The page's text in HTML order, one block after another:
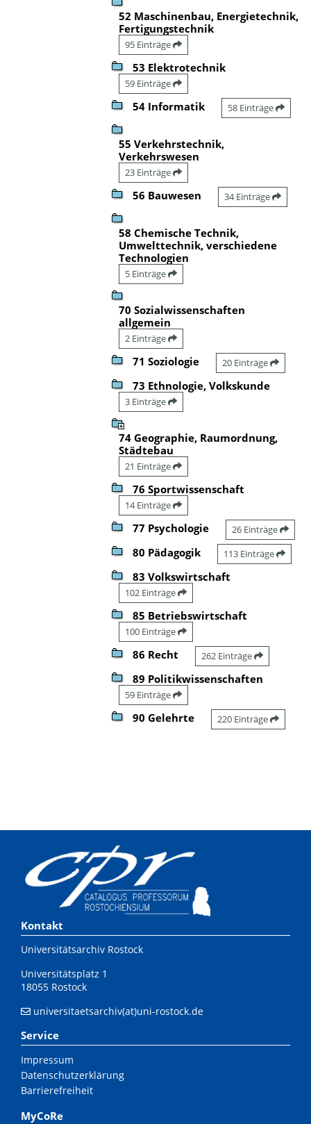
52 Maschinenbau, Energietechnik,
Fertigungstechnik
95 Einträge
53 Elektrotechnik
59 Einträge
54 Informatik 58 Einträge
55 Verkehrstechnik,
Verkehrswesen
23 Einträge
56 Bauwesen 34 Einträge
58 Chemische Technik,
Umwelttechnik, verschiedene
Technologien
5 Einträge
70 Sozialwissenschaften
allgemein
2 Einträge
71 Soziologie 20 Einträge
73 Ethnologie, Volkskunde
3 Einträge
74 Geographie, Raumordnung,
Städtebau
21 Einträge
76 Sportwissenschaft
14 Einträge
77 Psychologie 26 Einträge
80 Pädagogik 113 Einträge
83 Volkswirtschaft
102 Einträge
85 Betriebswirtschaft
100 Einträge
86 Recht 262 Einträge
89 Politikwissenschaften
59 Einträge
90 Gelehrte 220 Einträge
Kontakt
Universitätsarchiv Rostock
Universitätsplatz 1
18055 Rostock
universitaetsarchiv(at)uni-rostock.de
Service
Impressum
Datenschutzerklärung
Barrierefreiheit
MyCoRe